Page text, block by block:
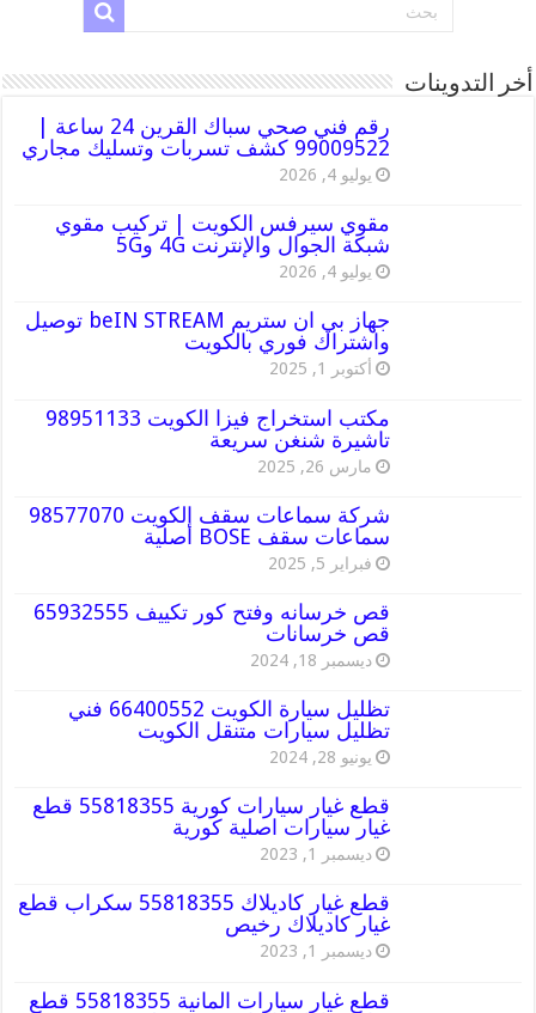
أخر التدوينات
رقم فني صحي سباك القرين 24 ساعة |
99009522 كشف تسربات وتسليك مجاري
يوليو 4, 2026
مقوي سيرفس الكويت | تركيب مقوي
شبكة الجوال والإنترنت 4G و5G
يوليو 4, 2026
جهاز بي ان ستريم beIN STREAM توصيل
واشتراك فوري بالكويت
أكتوبر 1, 2025
مكتب استخراج فيزا الكويت 98951133
تاشيرة شنغن سريعة
مارس 26, 2025
شركة سماعات سقف الكويت 98577070
سماعات سقف BOSE أصلية
فبراير 5, 2025
قص خرسانه وفتح كور تكييف 65932555
قص خرسانات
ديسمبر 18, 2024
تظليل سيارة الكويت 66400552 فني
تظليل سيارات متنقل الكويت
يونيو 28, 2024
قطع غيار سيارات كورية 55818355 قطع
غيار سيارات اصلية كورية
ديسمبر 1, 2023
قطع غيار كاديلاك 55818355 سكراب قطع
غيار كاديلاك رخيص
ديسمبر 1, 2023
قطع غيار سيارات المانية 55818355 قطع